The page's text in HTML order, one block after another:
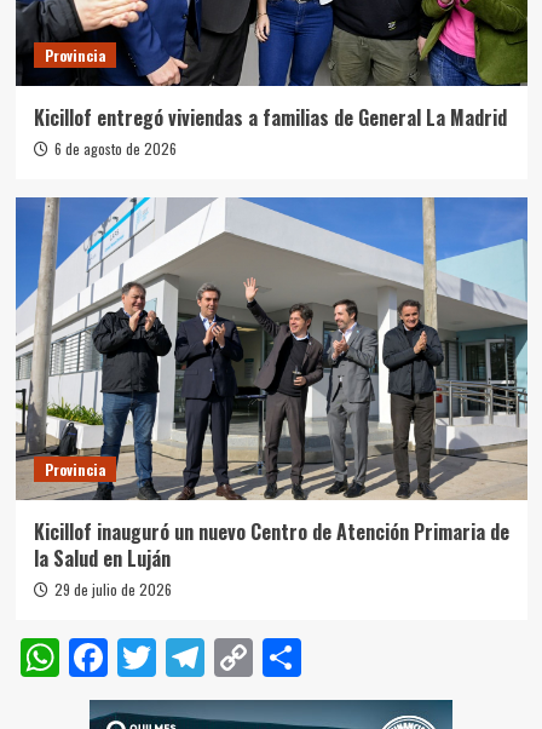
Provincia
Kicillof entregó viviendas a familias de General La Madrid
6 de agosto de 2026
Provincia
Kicillof inauguró un nuevo Centro de Atención Primaria de
la Salud en Luján
29 de julio de 2026
WhatsApp
Facebook
Twitter
Telegram
Copy
Link
Compartir